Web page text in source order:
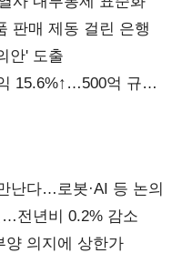
판매 제동 걸린 은행
안' 도출
15.6%↑…500억 규모
난다…로봇·AI 등 논의
…전년비 0.2% 감소
양 의지에 상한가